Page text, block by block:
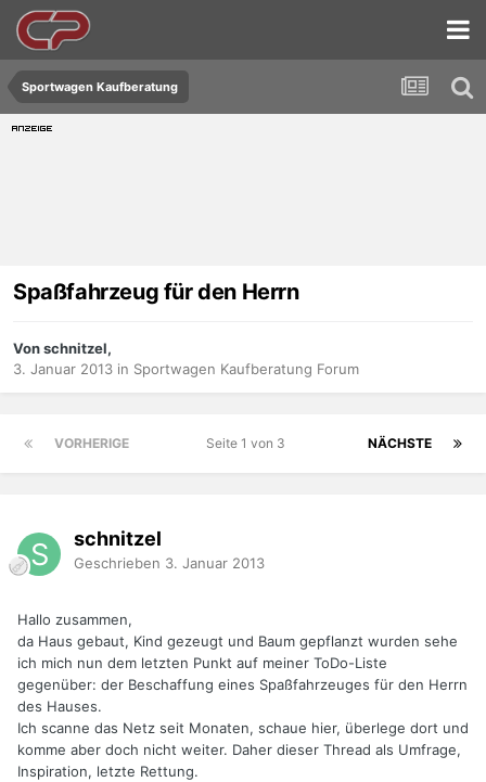
Sportwagen Kaufberatung
Spaßfahrzeug für den Herrn
Von schnitzel,
3. Januar 2013 in Sportwagen Kaufberatung Forum
VORHERIGE NÄCHSTE
Seite 1 von 3
schnitzel
Geschrieben 3. Januar 2013
Hallo zusammen,
da Haus gebaut, Kind gezeugt und Baum gepflanzt wurden sehe
ich mich nun dem letzten Punkt auf meiner ToDo-Liste
gegenüber: der Beschaffung eines Spaßfahrzeuges für den Herrn
des Hauses.
Ich scanne das Netz seit Monaten, schaue hier, überlege dort und
komme aber doch nicht weiter. Daher dieser Thread als Umfrage,
Inspiration, letzte Rettung.